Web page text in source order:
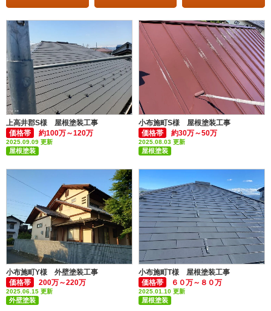
上高井郡S様 屋根塗装工事
価格帯
約100万～120万
2025.09.09 更新
屋根塗装
小布施町S様 屋根塗装工事
価格帯
約30万～50万
2025.08.03 更新
屋根塗装
小布施町Y様 外壁塗装工事
価格帯
200万～220万
2025.06.15 更新
外壁塗装
小布施町T様 屋根塗装工事
価格帯
６０万～８０万
2025.01.10 更新
屋根塗装